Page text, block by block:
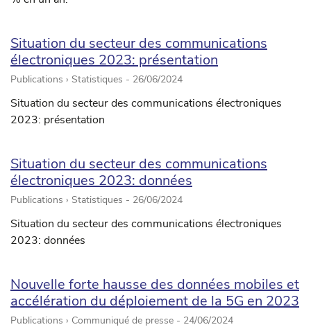
Situation du secteur des communications
électroniques 2023: présentation
Publications › Statistiques - 26/06/2024
Situation du secteur des communications électroniques
2023: présentation
Situation du secteur des communications
électroniques 2023: données
Publications › Statistiques - 26/06/2024
Situation du secteur des communications électroniques
2023: données
Nouvelle forte hausse des données mobiles et
accélération du déploiement de la 5G en 2023
Publications › Communiqué de presse - 24/06/2024